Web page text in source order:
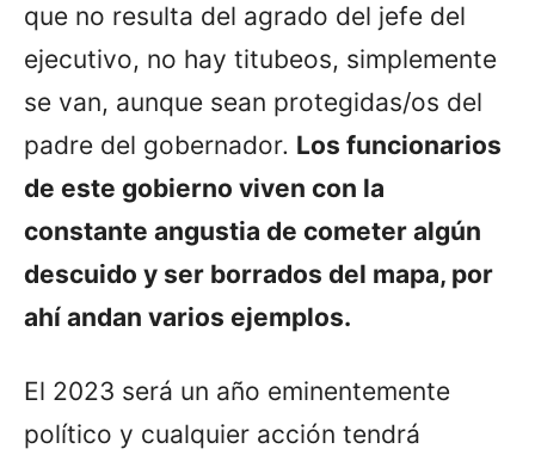
que no resulta del agrado del jefe del
ejecutivo, no hay titubeos, simplemente
se van, aunque sean protegidas/os del
padre del gobernador. Los funcionarios
de este gobierno viven con la
constante angustia de cometer algún
descuido y ser borrados del mapa, por
ahí andan varios ejemplos.
El 2023 será un año eminentemente
político y cualquier acción tendrá